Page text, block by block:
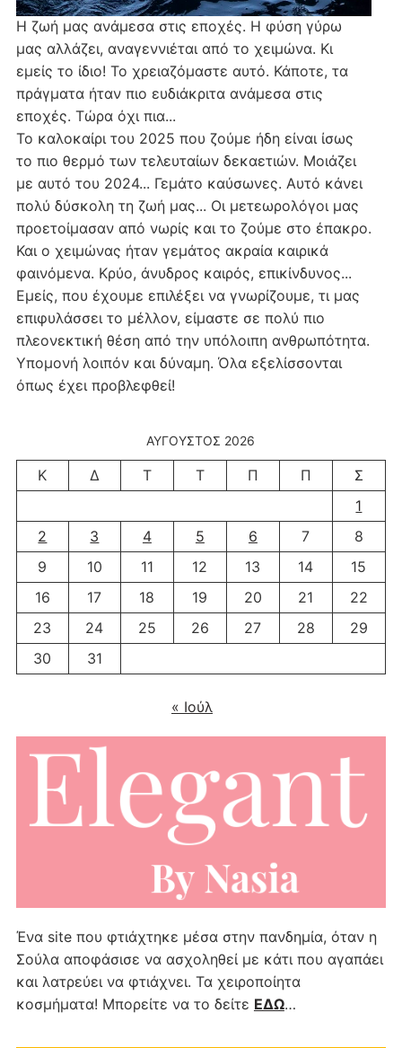
Η ζωή μας ανάμεσα στις εποχές. Η φύση γύρω
μας αλλάζει, αναγεννιέται από το χειμώνα. Κι
εμείς το ίδιο! Το χρειαζόμαστε αυτό. Κάποτε, τα
πράγματα ήταν πιο ευδιάκριτα ανάμεσα στις
εποχές. Τώρα όχι πια...
Το καλοκαίρι του 2025 που ζούμε ήδη είναι ίσως
το πιο θερμό των τελευταίων δεκαετιών. Μοιάζει
με αυτό του 2024... Γεμάτο καύσωνες. Αυτό κάνει
πολύ δύσκολη τη ζωή μας... Οι μετεωρολόγοι μας
προετοίμασαν από νωρίς και το ζούμε στο έπακρο.
Και ο χειμώνας ήταν γεμάτος ακραία καιρικά
φαινόμενα. Κρύο, άνυδρος καιρός, επικίνδυνος...
Εμείς, που έχουμε επιλέξει να γνωρίζουμε, τι μας
επιφυλάσσει το μέλλον, είμαστε σε πολύ πιο
πλεονεκτική θέση από την υπόλοιπη ανθρωπότητα.
Υπομονή λοιπόν και δύναμη. Όλα εξελίσσονται
όπως έχει προβλεφθεί!
ΑΎΓΟΥΣΤΟΣ 2026
Κ Δ Τ Τ Π Π
Σ
1
2
3 4 5 6 7
8
9
10 11 12 13 14
15
16
17 18 19 20 21
22
23
24 25 26 27 28
29
30
31
« Ιούλ
Ένα site που φτιάχτηκε μέσα στην πανδημία, όταν η
Σούλα αποφάσισε να ασχοληθεί με κάτι που αγαπάει
και λατρεύει να φτιάχνει. Τα χειροποίητα
κοσμήματα! Μπορείτε να το δείτε ΕΔΩ…